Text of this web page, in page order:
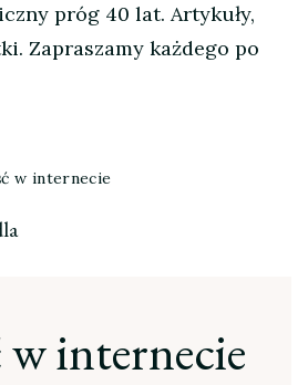
próg 40 lat. Artykuły,
Zapraszamy każdego po
w internecie
w internecie